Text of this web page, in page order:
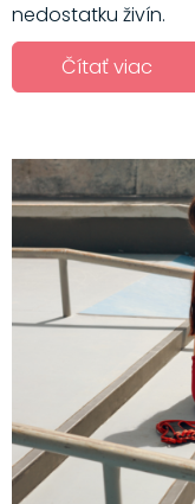
nedostatku živín.
Čítať viac